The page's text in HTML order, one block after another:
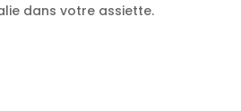
dans votre assiette.